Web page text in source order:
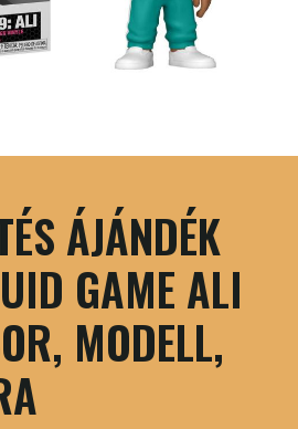
ÁJÁNDÉK
GAME ALI
MODELL,